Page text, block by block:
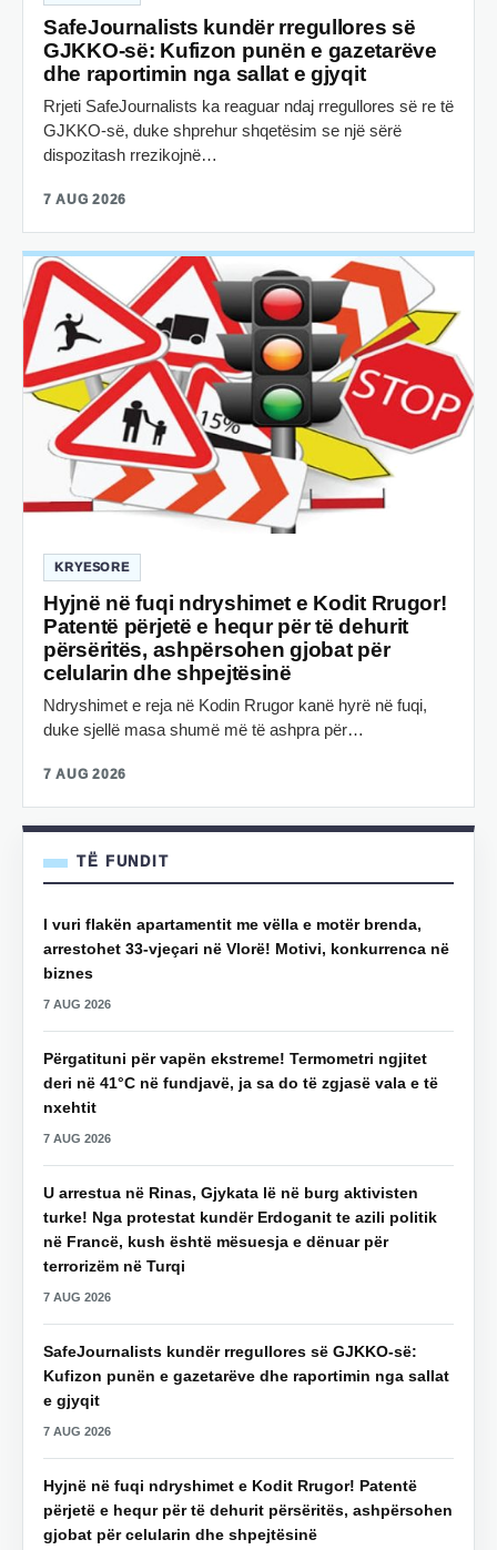
SafeJournalists kundër rregullores së
GJKKO-së: Kufizon punën e gazetarëve
dhe raportimin nga sallat e gjyqit
Rrjeti SafeJournalists ka reaguar ndaj rregullores së re të
GJKKO-së, duke shprehur shqetësim se një sërë
dispozitash rrezikojnë…
7 AUG 2026
KRYESORE
Hyjnë në fuqi ndryshimet e Kodit Rrugor!
Patentë përjetë e hequr për të dehurit
përsëritës, ashpërsohen gjobat për
celularin dhe shpejtësinë
Ndryshimet e reja në Kodin Rrugor kanë hyrë në fuqi,
duke sjellë masa shumë më të ashpra për…
7 AUG 2026
TË FUNDIT
I vuri flakën apartamentit me vëlla e motër brenda,
arrestohet 33-vjeçari në Vlorë! Motivi, konkurrenca në
biznes
7 AUG 2026
Përgatituni për vapën ekstreme! Termometri ngjitet
deri në 41°C në fundjavë, ja sa do të zgjasë vala e të
nxehtit
7 AUG 2026
U arrestua në Rinas, Gjykata lë në burg aktivisten
turke! Nga protestat kundër Erdoganit te azili politik
në Francë, kush është mësuesja e dënuar për
terrorizëm në Turqi
7 AUG 2026
SafeJournalists kundër rregullores së GJKKO-së:
Kufizon punën e gazetarëve dhe raportimin nga sallat
e gjyqit
7 AUG 2026
Hyjnë në fuqi ndryshimet e Kodit Rrugor! Patentë
përjetë e hequr për të dehurit përsëritës, ashpërsohen
gjobat për celularin dhe shpejtësinë